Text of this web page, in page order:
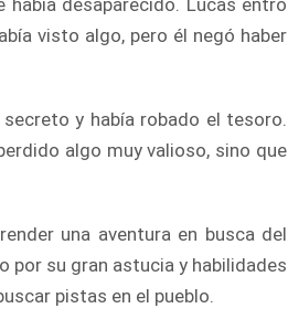
visto algo, pero él negó haber
y había robado el tesoro.
algo muy valioso, sino que
una aventura en busca del
por su gran astucia y habilidades
pistas en el pueblo.